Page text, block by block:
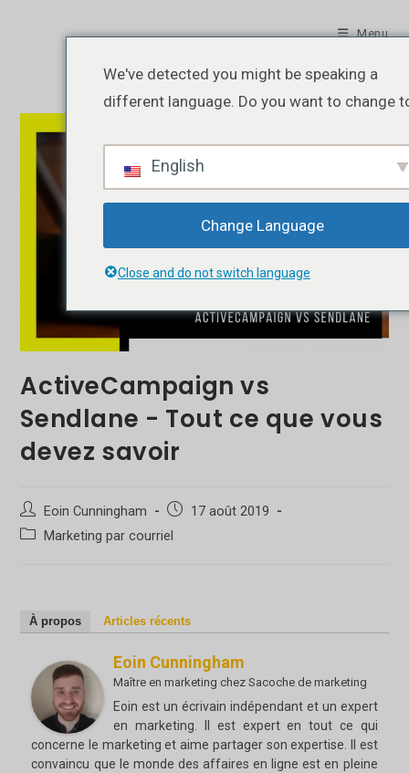
Menu
ActiveCampaign vs
Sendlane - Tout ce que vous
devez savoir
Auteur/autrice
de
Eoin Cunningham
Poste
publié
17 août 2019
Catégorie
Marketing par courriel
À propos Articles récents
Eoin Cunningham
Maître en marketing chezSacoche de marketing
Eoin est un écrivain indépendant et un expert
en marketing. Il est expert en tout ce qui
concerne le marketing et aime partager son expertise. Il est
convaincu que le monde des affaires en ligne est en pleine
We've detected you might be speaking a
different language. Do you want to change
English
Change Language
Close and do not switch language